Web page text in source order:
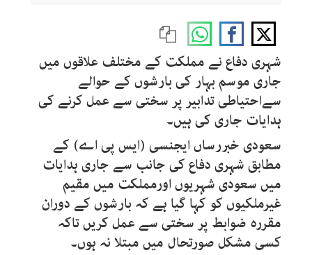
شہری دفاع نے مملکت کے مختلف علاقوں میں
جاری موسم بہار کی بارشوں کے حوالے
سےاحتیاطی تدابیر پر سختی سے عمل کرنے کی
ہدایات جاری کی ہیں۔
سعودی خبررساں ایجنسی (ایس پی اے) کے
مطابق شہری دفاع کی جانب سے جاری ہدایات
میں سعودی شہریوں اورمملکت میں مقیم
غیرملکیوں کو کہا گیا ہے کہ بارشوں کے دوران
مقررہ ضوابط پر سختی سے عمل کریں تاکہ
کسی مشکل صورتحال میں مبتلا نہ ہوں۔